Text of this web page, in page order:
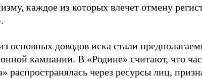
каждое из которых влечет отмену
основных доводов иска стали
кампании. В «Родине» считают, что
распространялась через ресурсы лиц,